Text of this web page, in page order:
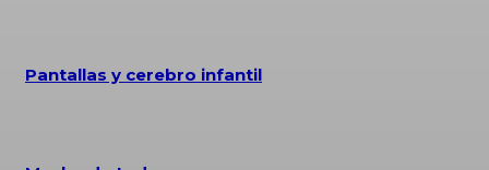
Pantallas y cerebro infantil